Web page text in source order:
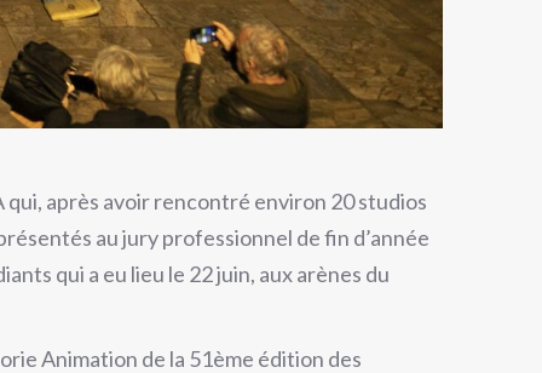
qui, après avoir rencontré environ 20 studios
au jury professionnel de fin d’année
qui a eu lieu le 22 juin, aux arènes du
Animation de la 51ème édition des